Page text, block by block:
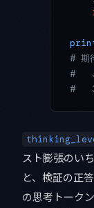
# 期
#
#
スト膨張のい
と、検証の正
の思考トーク